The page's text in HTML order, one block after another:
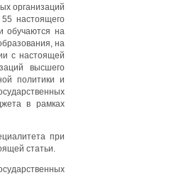
организаций
настоящего
обучаются на
на
с настоящей
высшего
политики и
в рамках
при
статьи.